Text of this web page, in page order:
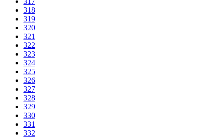
318
319
320
321
322
323
324
325
326
327
328
329
330
331
332